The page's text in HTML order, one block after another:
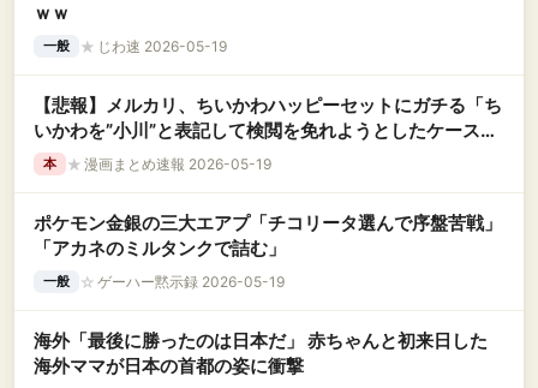
ｗｗ
一般 ★ じわ速 2026-05-19
【悲報】メルカリ、ちいかわハッピーセットにガチる「ち
いかわを”小川”と表記して検閲を免れようとしたケース
も」
本 ★ 漫画まとめ速報 2026-05-19
ポケモン金銀の三大エアプ「チコリータ選んで序盤苦戦」
「アカネのミルタンクで詰む」
一般 ☆ ゲーハー黙示録 2026-05-19
海外「最後に勝ったのは日本だ」 赤ちゃんと初来日した
海外ママが日本の首都の姿に衝撃